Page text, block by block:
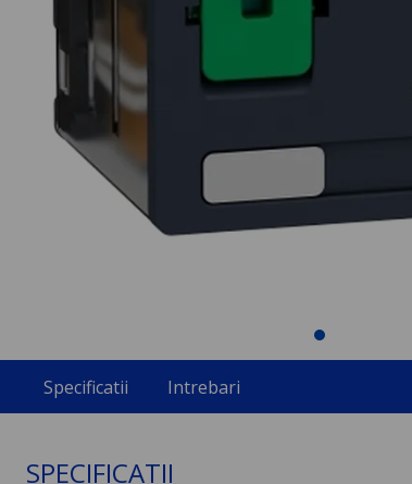
Specificatii Intrebari
SPECIFICATII